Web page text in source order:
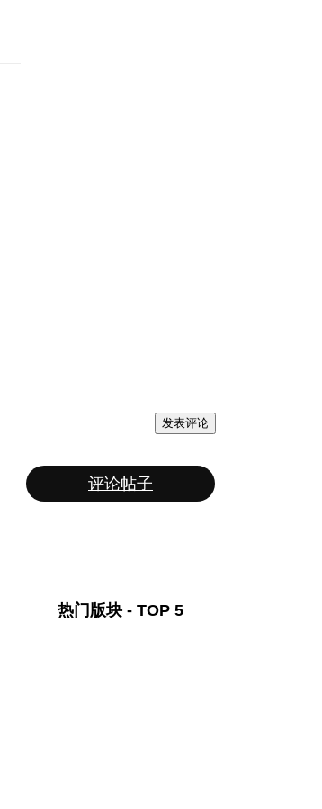
发表评论
评论帖子
热门版块 - TOP 5